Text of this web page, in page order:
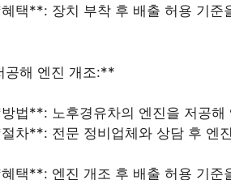
택**: 장치 부착 후 배출 허용 기준
공해 엔진 개조:**
법**: 노후경유차의 엔진을 저공해
차**: 전문 정비업체와 상담 후 엔
택**: 엔진 개조 후 배출 허용 기준